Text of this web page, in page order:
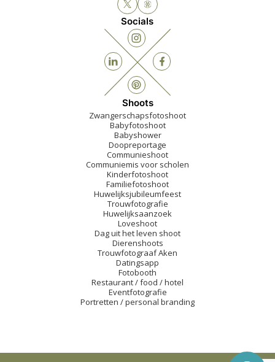
Socials
Shoots
Zwangerschapsfotoshoot
Babyfotoshoot
Babyshower
Doopreportage
Communieshoot
Communiemis voor scholen
Kinderfotoshoot
Familiefotoshoot
Huwelijksjubileumfeest
Trouwfotografie
Huwelijksaanzoek
Loveshoot
Dag uit het leven shoot
Dierenshoots
Trouwfotograaf Aken
Datingsapp
Fotobooth
Restaurant / food / hotel
Eventfotografie
Portretten / personal branding